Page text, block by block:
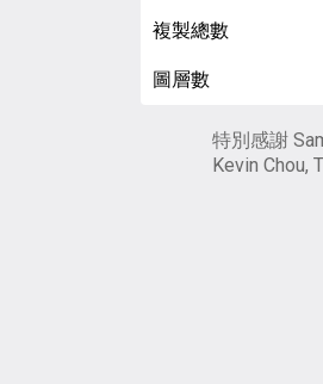
複製總數
圖層數
特別感謝
Kevin Chou,